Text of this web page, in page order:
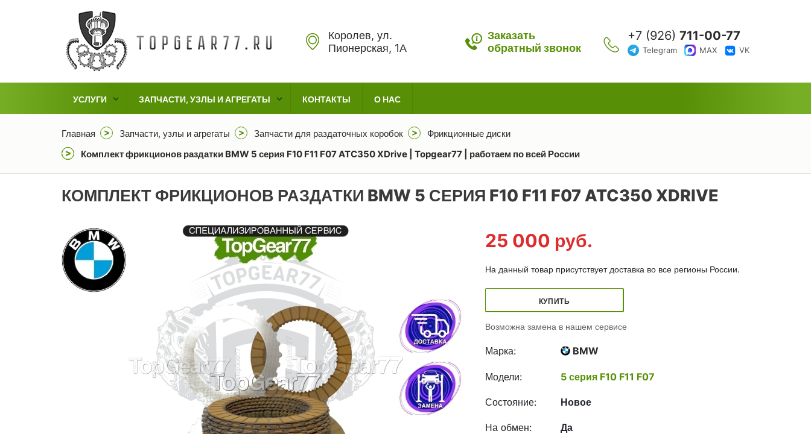
Королев, ул.
Пионерская, 1А
Заказать
обратный звонок
+7 (926) 711-00-77
Telegram MAX VK
УСЛУГИ ЗАПЧАСТИ, УЗЛЫ И АГРЕГАТЫ КОНТАКТЫ О НАС
Главная Запчасти, узлы и агрегаты Запчасти для раздаточных коробок
Фрикционные диски
Комплект фрикционов раздатки BMW 5 серия F10 F11 F07 ATC350 XDrive | Topgear77 | работаем по всей России
КОМПЛЕКТ ФРИКЦИОНОВ РАЗДАТКИ BMW 5 СЕРИЯ F10 F11 F07 ATC350 XDRIVE
25 000 руб.
На данный товар присутствует доставка во все регионы России.
КУПИТЬ
Возможна замена в нашем сервисе
Марка: BMW
Модели: 5 серия F10 F11 F07
Состояние: Новое
На обмен: Да